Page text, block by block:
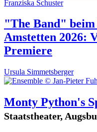
"The Band"
Amstetten 2026:
Premiere
Ursula Simmetsberger
Monty Python's
Staatstheater,